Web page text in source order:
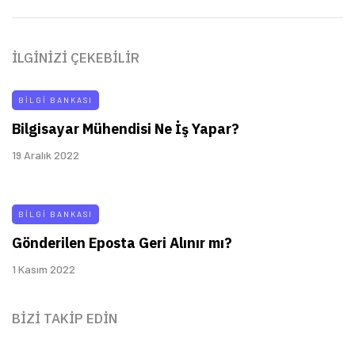
İLGINIZI ÇEKEBILIR
BILGI BANKASI
Bilgisayar Mühendisi Ne İş Yapar?
19 Aralık 2022
BILGI BANKASI
Gönderilen Eposta Geri Alınır mı?
1 Kasım 2022
BIZI TAKIP EDIN